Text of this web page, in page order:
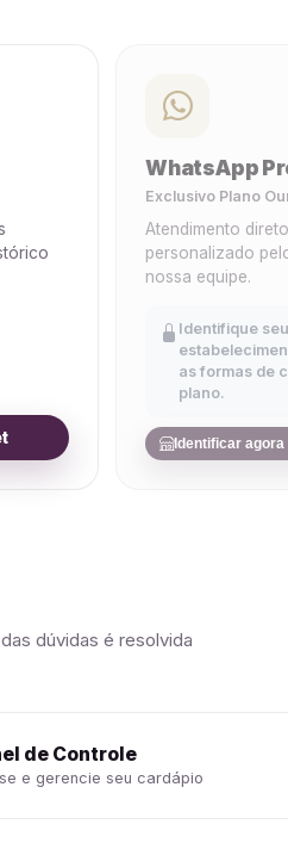
WhatsApp
Exclusivo Plano
Atendimento
personalizado
nossa equipe.
Identifique seu
as formas de
plano.
Identificar agora
dúvidas é resolvida
de Controle
e gerencie seu cardápio